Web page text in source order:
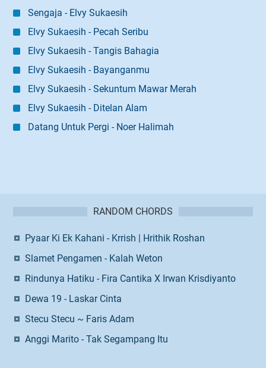
Sengaja - Elvy Sukaesih
Elvy Sukaesih - Pecah Seribu
Elvy Sukaesih - Tangis Bahagia
Elvy Sukaesih - Bayanganmu
Elvy Sukaesih - Sekuntum Mawar Merah
Elvy Sukaesih - Ditelan Alam
Datang Untuk Pergi - Noer Halimah
RANDOM CHORDS
Pyaar Ki Ek Kahani - Krrish | Hrithik Roshan
Slamet Pengamen - Kalah Weton
Rindunya Hatiku - Fira Cantika X Irwan Krisdiyanto
Dewa 19 - Laskar Cinta
Stecu Stecu ~ Faris Adam
Anggi Marito - Tak Segampang Itu